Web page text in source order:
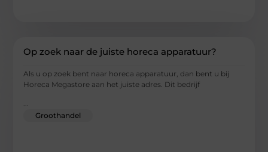
Op zoek naar de juiste horeca apparatuur?
Als u op zoek bent naar horeca apparatuur, dan bent u bij
Horeca Megastore aan het juiste adres. Dit bedrijf
...
Groothandel